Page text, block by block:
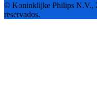
© Koninklijke Philips N.V.,
reservados.